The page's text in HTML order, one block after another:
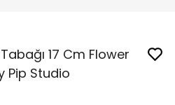
17 Cm Flower
Pip Studio